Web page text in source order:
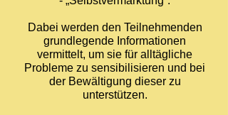
Dabei werden den Teilnehmenden
grundlegende Informationen
vermittelt, um sie für alltägliche
Probleme zu sensibilisieren und bei
der Bewältigung dieser zu
unterstützen.